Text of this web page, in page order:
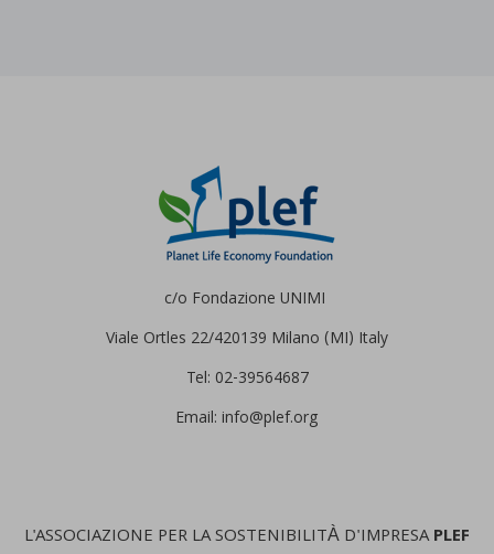
c/o Fondazione UNIMI
Viale Ortles 22/420139 Milano (MI) Italy
Tel: 02-39564687
Email: info@plef.org
L'ASSOCIAZIONE PER LA SOSTENIBILITÀ D'IMPRESAPLEF